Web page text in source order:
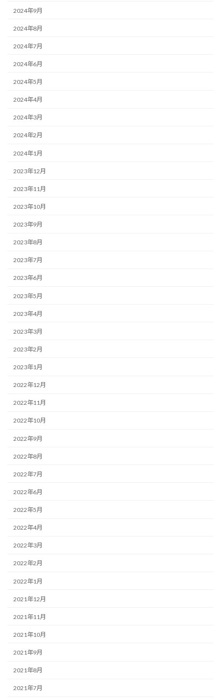
2024年9月
2024年8月
2024年7月
2024年6月
2024年5月
2024年4月
2024年3月
2024年2月
2024年1月
2023年12月
2023年11月
2023年10月
2023年9月
2023年8月
2023年7月
2023年6月
2023年5月
2023年4月
2023年3月
2023年2月
2023年1月
2022年12月
2022年11月
2022年10月
2022年9月
2022年8月
2022年7月
2022年6月
2022年5月
2022年4月
2022年3月
2022年2月
2022年1月
2021年12月
2021年11月
2021年10月
2021年9月
2021年8月
2021年7月